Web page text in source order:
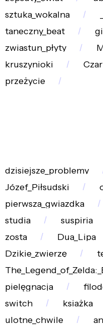
sztuka_wokalna
taneczny_beat
zwiastun_płyty
kruszynioki
przeżycie
dzisiejsze_problemy
Józef_Piłsudski
pierwsza_gwiazdka
studia
suspiria
zosta
Dua_Lipa
Dzikie_zwierzę
pielęgnacja
switch
ksiażka
ulotne_chwile